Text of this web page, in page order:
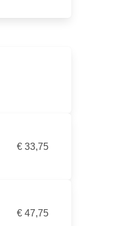
€ 33,75
€ 47,75